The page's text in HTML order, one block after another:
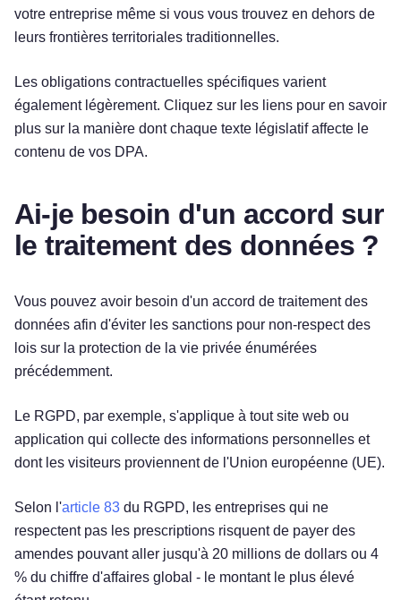
votre entreprise même si vous vous trouvez en dehors de
leurs frontières territoriales traditionnelles.
Les obligations contractuelles spécifiques varient
également légèrement. Cliquez sur les liens pour en savoir
plus sur la manière dont chaque texte législatif affecte le
contenu de vos DPA.
Ai-je besoin d'un accord sur
le traitement des données ?
Vous pouvez avoir besoin d'un accord de traitement des
données afin d'éviter les sanctions pour non-respect des
lois sur la protection de la vie privée énumérées
précédemment.
Le RGPD, par exemple, s'applique à tout site web ou
application qui collecte des informations personnelles et
dont les visiteurs proviennent de l'Union européenne (UE).
Selon l'article 83 du RGPD, les entreprises qui ne
respectent pas les prescriptions risquent de payer des
amendes pouvant aller jusqu'à 20 millions de dollars ou 4
% du chiffre d'affaires global - le montant le plus élevé